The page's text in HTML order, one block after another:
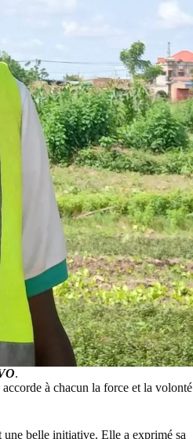
.
à chacun la force et la volonté
une belle initiative. Elle a exprimé sa